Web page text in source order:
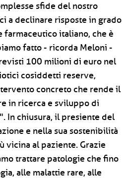
sfide del nostro
a declinare risposte in grado
italiano, che è
fatto - ricorda Meloni -
100 milioni di euro nel
cosiddetti reserve,
concreto che rende il
in ricerca e sviluppo di
In chiusura, il presiente del
e nella sua sostenibilità
vicina al paziente. Grazie
trattare patologie che fino
alle malattie rare, alle